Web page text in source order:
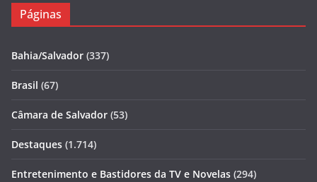
Páginas
Bahia/Salvador (337)
Brasil (67)
Câmara de Salvador (53)
Destaques (1.714)
Entretenimento e Bastidores da TV e Novelas (294)